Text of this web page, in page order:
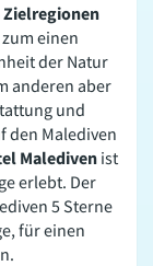
einen
der Natur
anderen aber
und
den Malediven
Maledivenist
erlebt. Der
5 Sterne
für einen